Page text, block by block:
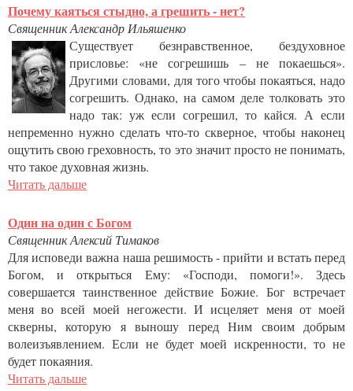
Почему каяться стыдно, а грешить - нет?
Священник Александр Ильяшенко
Существует безнравственное, бездуховное
присловье: «не согрешишь – не покаешься».
Другими словами, для того чтобы покаяться, надо
согрешить. Однако, на самом деле толковать это
надо так: уж если согрешил, то кайся. А если
непременно нужно сделать что-то скверное, чтобы наконец
ощутить свою греховность, то это значит просто не понимать,
что такое духовная жизнь.
Читать дальше
Один на один с Богом
Священник Алексий Тимаков
Для исповеди важна наша решимость - прийти и встать перед
Богом, и открыться Ему: «Господи, помоги!». Здесь
совершается таинственное действие Божие. Бог встречает
меня во всей моей негожести. И исцеляет меня от моей
скверны, которую я выношу перед Ним своим добрым
волеизъявлением. Если не будет моей искренности, то не
будет покаяния.
Читать дальше